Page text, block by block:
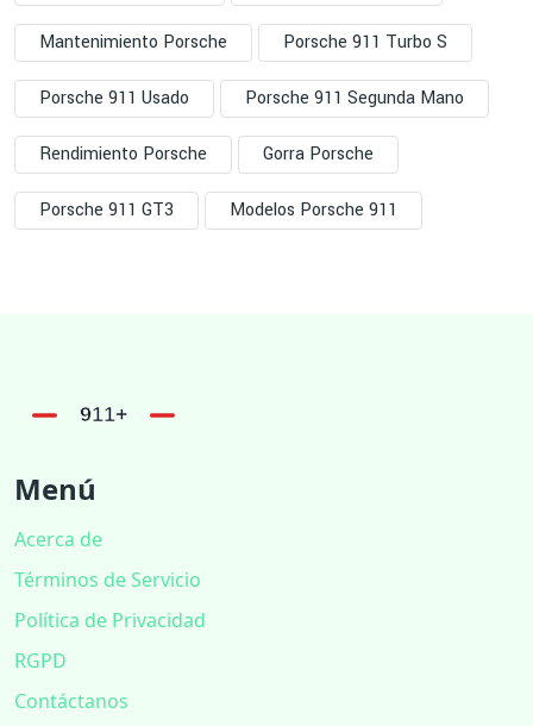
Mantenimiento Porsche Porsche 911 Turbo S
Porsche 911 Usado Porsche 911 Segunda Mano
Rendimiento Porsche Gorra Porsche
Porsche 911 GT3 Modelos Porsche 911
Menú
Acerca de
Términos de Servicio
Política de Privacidad
RGPD
Contáctanos